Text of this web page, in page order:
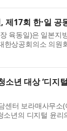
제17회 한·일 공
육동일)은 일본지
상공회의소 의원
제 대응을 ...
소년 대상 ‘디
센터 보라매사무
소년의 디지털 윤
인스타툰·...